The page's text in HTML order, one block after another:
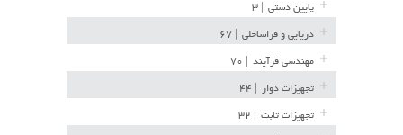
پایین دستی
دریایی و فراساحلی
مهندسی فرآیند
تجهیزات دوار
تجهیزات ثابت